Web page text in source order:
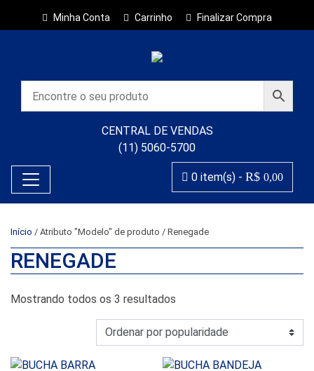
Minha Conta Carrinho Finalizar Compra
CENTRAL DE VENDAS
(11) 5060-5700
0 item(s) - R$ 0,00
Início / Atributo "Modelo" de produto / Renegade
RENEGADE
Mostrando todos os 3 resultados